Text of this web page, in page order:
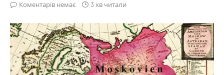
Коментарів немає
3 хв читали